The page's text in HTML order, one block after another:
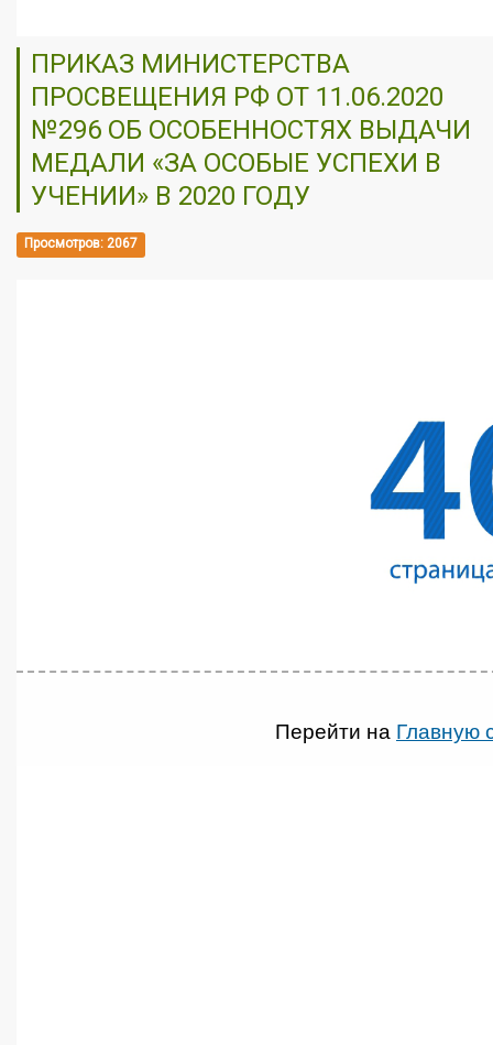
ПРИКАЗ МИНИСТЕРСТВА
ПРОСВЕЩЕНИЯ РФ ОТ 11.06.2020
№296 ОБ ОСОБЕННОСТЯХ ВЫДАЧИ
МЕДАЛИ «ЗА ОСОБЫЕ УСПЕХИ В
УЧЕНИИ» В 2020 ГОДУ
Просмотров: 2067